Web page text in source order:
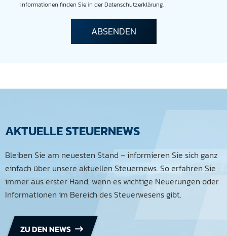
Informationen finden Sie in der Datenschutzerklärung.
AKTUELLE STEUERNEWS
Bleiben Sie am neuesten Stand – informieren Sie sich ganz
einfach über unsere aktuellen Steuernews. So erfahren Sie
immer aus erster Hand, wenn es wichtige Neuerungen oder
Informationen im Bereich des Steuerwesens gibt.
ZU DEN NEWS 